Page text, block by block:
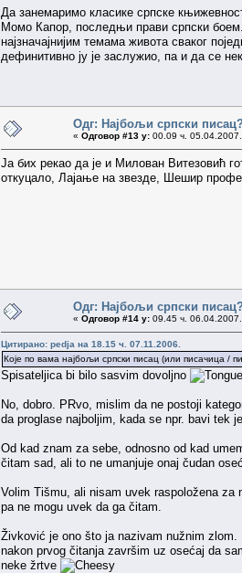
Да занемаримо класике српске
Момо Капор, последњи прави српски
најзначајнијим темама живота сваког
дефинитивно ју је заслужио, па и да се
Одг: Најбољи српски
« Одговор #13 у: 00.09 ч.
Ја бих рекао да је и Милован Витезовић
откуцало, Лајање на звезде, Шешир
Одг: Најбољи српски
« Одговор #14 у: 09.45 ч.
Цитирано: pedja на 18.15 ч. 07.11.2006.
Које по вама најбољи српски писац (или писачица /
Spisateljica bi bilo sasvim dovoljno
No, dobro. PRvo, mislim da ne postoji
da proglase najboljim, kada se npr. bavi tek
Od kad znam za sebe, odnosno od kad
čitam sad, ali to ne umanjuje onaj čudan
Volim Tišmu, ali nisam uvek raspoložena
pa ne mogu uvek da ga čitam.
Živković je ono što ja nazivam nužnim
nakon prvog čitanja završim uz osećaj da
neke žrtve